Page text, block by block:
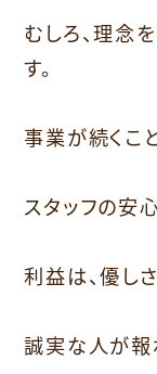
むしろ、理念
す。
事業が続くこ
スタッフの安
利益は、優し
誠実な人が報